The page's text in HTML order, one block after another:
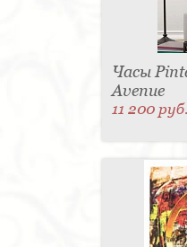
Часы
Avenue
11 200